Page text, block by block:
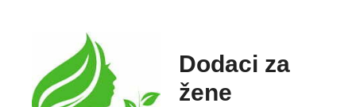
Dodaci za
žene